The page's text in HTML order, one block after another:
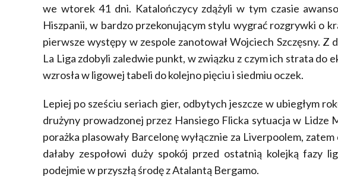
we wtorek 41 dni. Katalończycy zdążyli w tym czasie
Hiszpanii, w bardzo przekonującym stylu wygrać rozgrywki o
pierwsze występy w zespole zanotował Wojciech Szczęsny.
La Liga zdobyli zaledwie punkt, w związku z czym ich strata do
wzrosła w ligowej tabeli do kolejno pięciu i siedmiu oczek.
Lepiej po sześciu seriach gier, odbytych jeszcze w ubiegłym
drużyny prowadzonej przez Hansiego Flicka sytuacja w Lidze
porażka plasowały Barcelonę wyłącznie za Liverpoolem,
dałaby zespołowi duży spokój przed ostatnią kolejką fazy
podejmie w przyszłą środę z Atalantą Bergamo.